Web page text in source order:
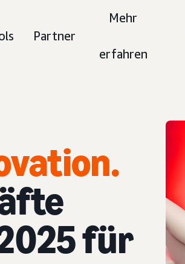
Partner
Mehr
erfahren
für